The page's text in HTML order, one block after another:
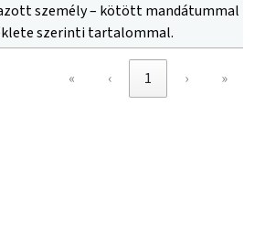
személy – kötött mandátummal
szerinti tartalommal.
« ‹ 1 › »